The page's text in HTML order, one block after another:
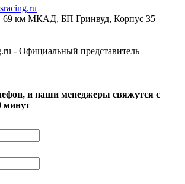
69 км МКАД, БП Гринвуд, Корпус 35
- Официальный представитель
и наши менеджеры свяжутся с
минут